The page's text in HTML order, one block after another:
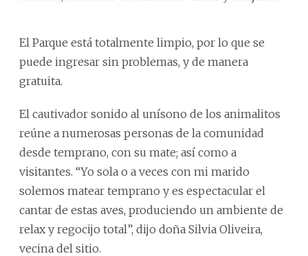
El Parque está totalmente limpio, por lo que se
puede ingresar sin problemas, y de manera
gratuita.
El cautivador sonido al unísono de los animalitos
reúne a numerosas personas de la comunidad
desde temprano, con su mate; así como a
visitantes. “Yo sola o a veces con mi marido
solemos matear temprano y es espectacular el
cantar de estas aves, produciendo un ambiente de
relax y regocijo total”, dijo doña Silvia Oliveira,
vecina del sitio.